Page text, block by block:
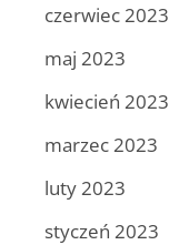
czerwiec 2023
maj 2023
kwiecień 2023
marzec 2023
luty 2023
styczeń 2023